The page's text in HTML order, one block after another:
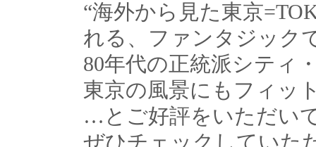
“海外から見た東京
れる、ファンタジック
80年代の正統派シティ
東京の風景にもフィッ
…とご好評をいただい
ぜひチェックしていた